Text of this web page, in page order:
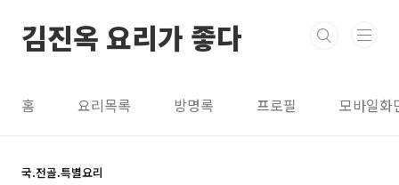
김진옥 요리가 좋다
홈 요리목록 방명록 프로필 모바일화
국.전골.특별요리